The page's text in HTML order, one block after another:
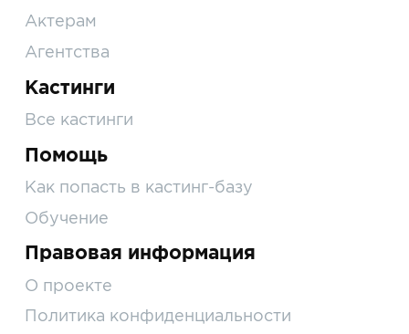
Актерам
Агентства
Кастинги
Все кастинги
Помощь
Как попасть в кастинг-базу
Обучение
Правовая информация
О проекте
Политика конфиденциальности